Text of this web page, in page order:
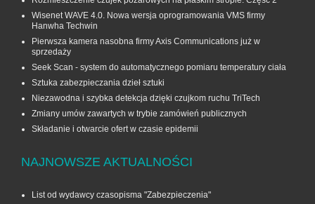
Wisenet WAVE 4.0. Nowa wersja oprogramowania VMS firmy
Hanwha Techwin
Pierwsza kamera nasobna firmy Axis Communications już w
sprzedaży
Seek Scan - system do automatycznego pomiaru temperatury ciała
Sztuka zabezpieczania dzieł sztuki
Niezawodna i szybka detekcja dzięki czujkom ruchu TriTech
Zmiany umów zawartych w trybie zamówień publicznych
Składanie i otwarcie ofert w czasie epidemii
NAJNOWSZE AKTUALNOŚCI
List od wydawcy czasopisma "Zabezpieczenia"